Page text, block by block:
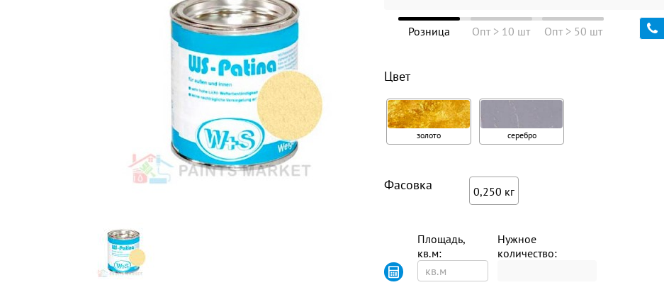
Розница Опт > 10 шт Опт > 50 шт
Цвет
золото серебро
Фасовка 0,250 кг
Площадь,
кв.м:
Нужное
количество: